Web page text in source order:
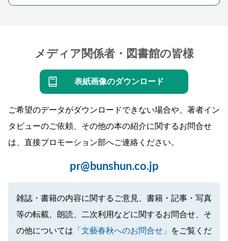
メディア関係者・図書館の皆様
表紙画像のダウンロード
ご希望のデータがダウンロードできない場合や、著者イン
タビューのご依頼、その他の本の紹介に関するお問合せ
は、直接プロモーション部へご連絡ください。
pr@bunshun.co.jp
雑誌・書籍の内容に関するご意見、書籍・記事・写真
等の転載、朗読、二次利用などに関するお問合せ、そ
の他については 「文藝春秋へのお問合せ」 をご覧くだ